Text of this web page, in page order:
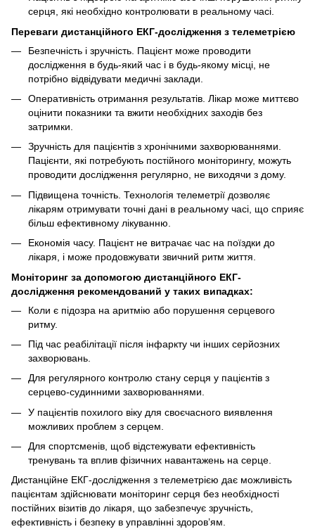
серця, які необхідно контролювати в реальному часі.
Переваги дистанційного ЕКГ-дослідження з телеметрією
Безпечність і зручність. Пацієнт може проводити
дослідження в будь-який час і в будь-якому місці, не
потрібно відвідувати медичні заклади.
Оперативність отримання результатів. Лікар може миттєво
оцінити показники та вжити необхідних заходів без
затримки.
Зручність для пацієнтів з хронічними захворюваннями.
Пацієнти, які потребують постійного моніторингу, можуть
проводити дослідження регулярно, не виходячи з дому.
Підвищена точність. Технологія телеметрії дозволяє
лікарям отримувати точні дані в реальному часі, що сприяє
більш ефективному лікуванню.
Економія часу. Пацієнт не витрачає час на поїздки до
лікаря, і може продовжувати звичний ритм життя.
Моніторинг за допомогою дистанційного ЕКГ-
дослідження рекомендований у таких випадках:
Коли є підозра на аритмію або порушення серцевого
ритму.
Під час реабілітації після інфаркту чи інших серйозних
захворювань.
Для регулярного контролю стану серця у пацієнтів з
серцево-судинними захворюваннями.
У пацієнтів похилого віку для своєчасного виявлення
можливих проблем з серцем.
Для спортсменів, щоб відстежувати ефективність
тренувань та вплив фізичних навантажень на серце.
Дистанційне ЕКГ-дослідження з телеметрією дає можливість
пацієнтам здійснювати моніторинг серця без необхідності
постійних візитів до лікаря, що забезпечує зручність,
ефективність і безпеку в управлінні здоров’ям.